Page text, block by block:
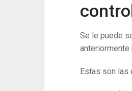
Se le puede
Estas son las